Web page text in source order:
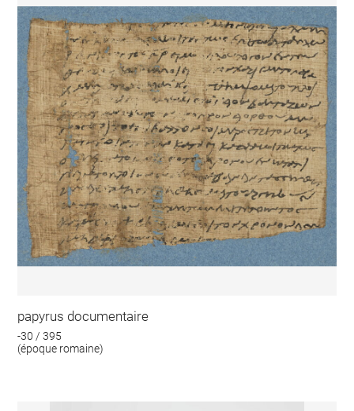
papyrus documentaire
-30 / 395
(époque romaine)